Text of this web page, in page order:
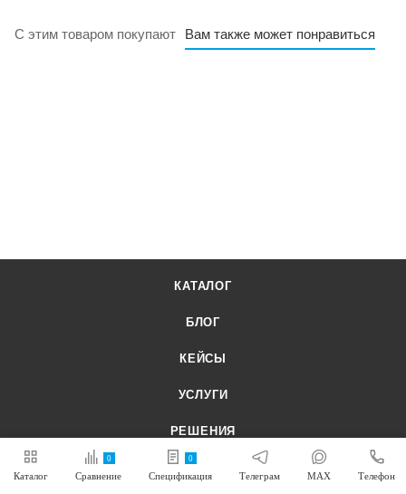
С этим товаром покупают Вам также может понравиться
КАТАЛОГ
БЛОГ
КЕЙСЫ
УСЛУГИ
РЕШЕНИЯ
Каталог
0
Сравнение
0
Спецификация Телеграм MAX Телефон